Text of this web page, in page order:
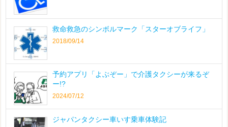
救命救急のシンボルマーク「スターオブライフ」
2018/09/14
予約アプリ「よぶぞー」で介護タクシーが来るぞ
ー!?
2024/07/12
ジャパンタクシー車いす乗車体験記